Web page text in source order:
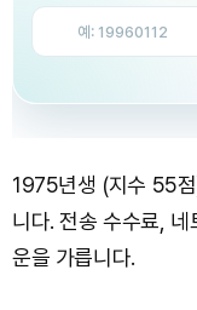
1975년생 (지수 55
니다. 전송 수수료, 네
운을 가릅니다.